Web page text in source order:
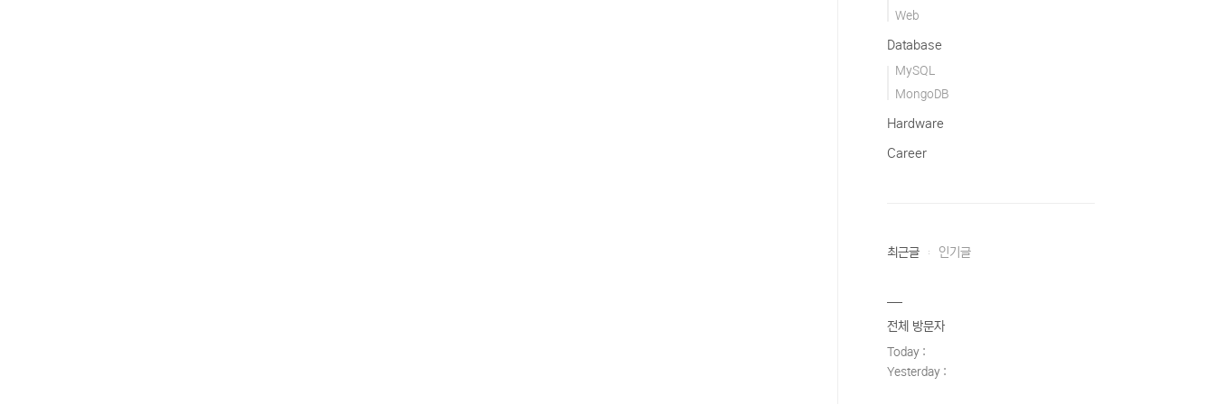
Web
Database
MySQL
MongoDB
Hardware
Career
최근글 인기글
전체 방문자
Today :
Yesterday :